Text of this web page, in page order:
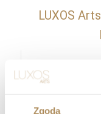
Zgoda
LUXOS
Czy mogę
poprosić o